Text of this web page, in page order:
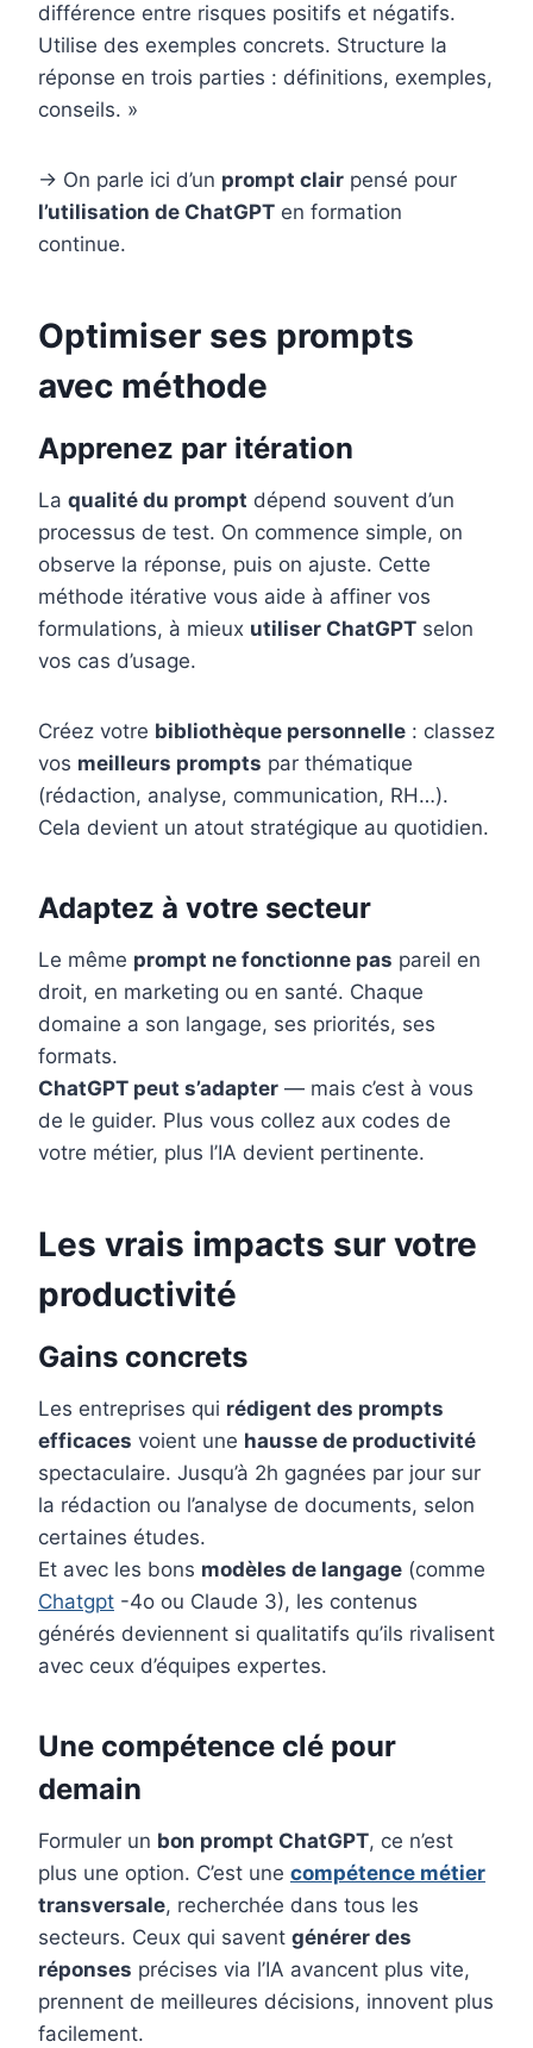
différence entre risques positifs et négatifs.
Utilise des exemples concrets. Structure la
réponse en trois parties : définitions, exemples,
conseils. »
→ On parle ici d’un prompt clair pensé pour
l’utilisation de ChatGPT en formation
continue.
Optimiser ses prompts
avec méthode
Apprenez par itération
La qualité du prompt dépend souvent d’un
processus de test. On commence simple, on
observe la réponse, puis on ajuste. Cette
méthode itérative vous aide à affiner vos
formulations, à mieux utiliser ChatGPT selon
vos cas d’usage.
Créez votre bibliothèque personnelle : classez
vos meilleurs prompts par thématique
(rédaction, analyse, communication, RH…).
Cela devient un atout stratégique au quotidien.
Adaptez à votre secteur
Le même prompt ne fonctionne pas pareil en
droit, en marketing ou en santé. Chaque
domaine a son langage, ses priorités, ses
formats.
ChatGPT peut s’adapter — mais c’est à vous
de le guider. Plus vous collez aux codes de
votre métier, plus l’IA devient pertinente.
Les vrais impacts sur votre
productivité
Gains concrets
Les entreprises qui rédigent des prompts
efficaces voient une hausse de productivité
spectaculaire. Jusqu’à 2h gagnées par jour sur
la rédaction ou l’analyse de documents, selon
certaines études.
Et avec les bons modèles de langage (comme
Chatgpt -4o ou Claude 3), les contenus
générés deviennent si qualitatifs qu’ils rivalisent
avec ceux d’équipes expertes.
Une compétence clé pour
demain
Formuler un bon prompt ChatGPT, ce n’est
plus une option. C’est une compétence métier
transversale, recherchée dans tous les
secteurs. Ceux qui savent générer des
réponses précises via l’IA avancent plus vite,
prennent de meilleures décisions, innovent plus
facilement.